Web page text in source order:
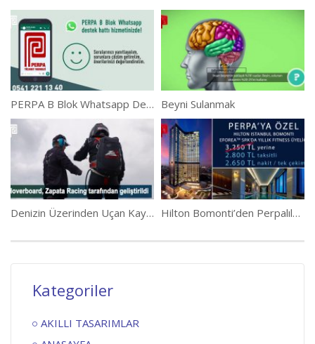
PERPA B Blok Whatsapp Destek Hattı Hizmetinizde Beyni Sulanmak
Denizin Üzerinden Uçan Kaykay Hilton Bomonti’den Perpalılara Özel İndirim
Kategoriler
AKILLI TASARIMLAR